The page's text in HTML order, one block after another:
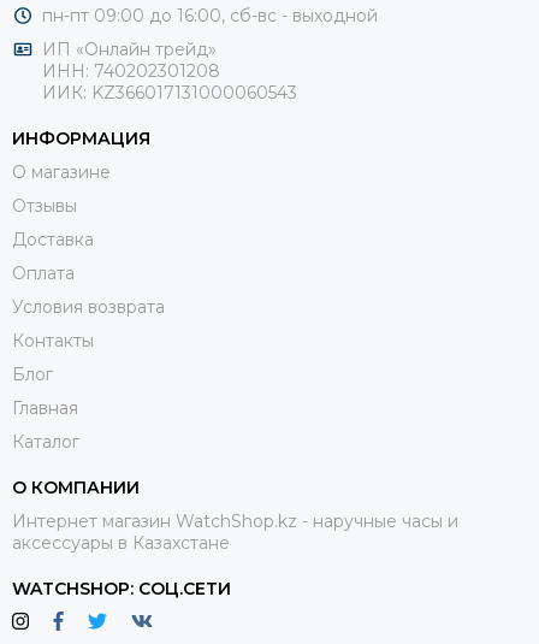
ручках:
Корпус выполнен из дорогостоящей латуни.
Перо изготавливают из стали непревзойденного
утонченно смотрится на изделии.
Ручки Ватерман имеют презентабельный, эстетичный и
Каждая деталь pen waterman отточена до самых мелочей
и овеяна французским вкусом и шармом. Фирменная
гравировка делает ручки эксклюзивными, а скошенный
торец «визитная карточка» линии продуктов Ватермана,
высокого класса.
пн-пт 09:00 до 16:00, сб-вс - выходной
ИП «Онлайн трейд»
ИНН: 740202301208
ИИК: KZ366017131000060543
ИНФОРМАЦИЯ
О магазине
Отзывы
Доставка
Оплата
Условия возврата
Контакты
Блог
Главная
Каталог
О КОМПАНИИ
Интернет магазин WatchShop.kz - наручные часы и
аксессуары в Казахстане
WATCHSHOP: СОЦ.СЕТИ